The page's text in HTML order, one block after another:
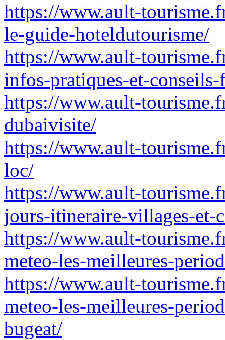
https://www.ault-
le-guide-hoteldutourisme/
https://www.ault-
infos-pratiques-et-
https://www.ault-
dubaivisite/
https://www.ault-
loc/
https://www.ault-
jours-itineraire-villages-et-
https://www.ault-
meteo-les-meilleures-
https://www.ault-
meteo-les-meilleures-
bugeat/